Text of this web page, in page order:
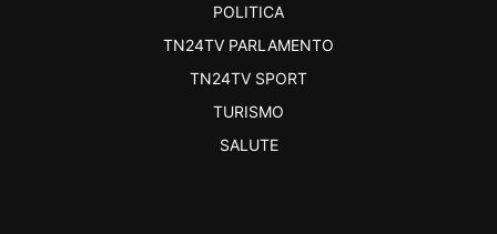
POLITICA
TN24TV PARLAMENTO
TN24TV SPORT
TURISMO
SALUTE